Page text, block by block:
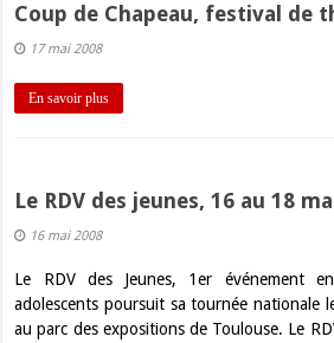
Coup de Chapeau, festival de
17 mai 2008
En savoir plus
Le RDV des jeunes, 16 au 18
16 mai 2008
Le RDV des Jeunes, 1er événement
adolescents poursuit sa tournée nationale
au parc des expositions de Toulouse. Le